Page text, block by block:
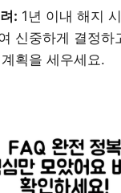
: 1년 이내 해지
신중하게 결정하
획을 세우세요.